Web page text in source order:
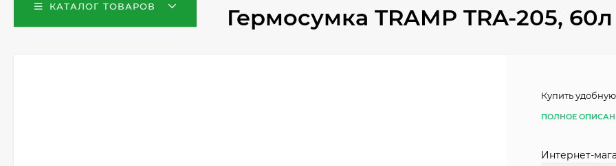
КАТАЛОГ ТОВАРОВ Гермосумка TRAMP TRA-205, 60л
Купить
ПОЛНОЕ
Интернет-